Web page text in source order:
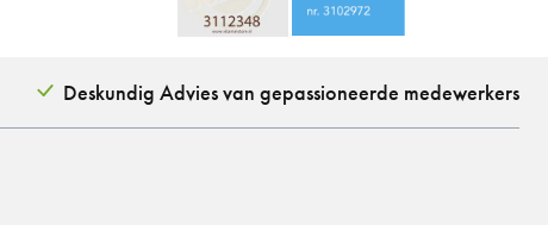
Deskundig Advies van gepassioneerde medewerkers